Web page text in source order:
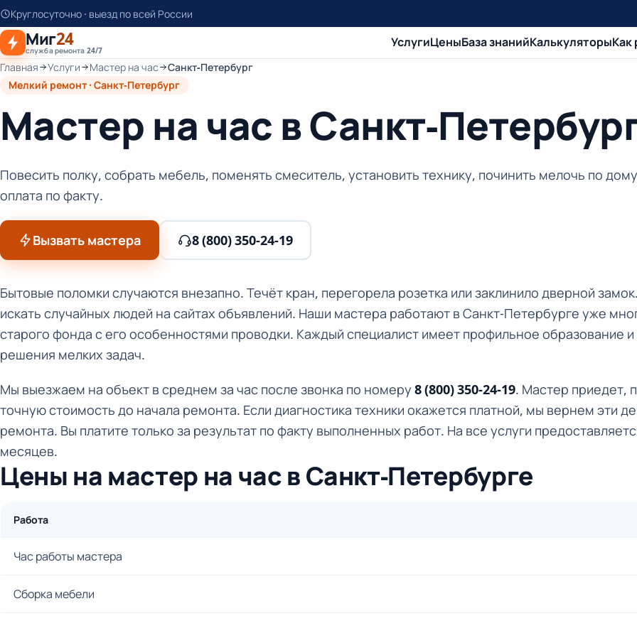
К
основному
контенту
Круглосуточно · выезд по всей России
Миг24
служба ремонта 24/7
УслугиЦеныБаза знанийКалькуляторыКак
Главная Услуги Мастер на час
Санкт-Петербург
Мелкий ремонт · Санкт-Петербург
Мастер на час в Санкт-
Повесить полку, собрать мебель, поменять смеситель, установить технику, починить мелочь по
оплата по факту.
Вызвать мастера 8 (800) 350-24-19
Бытовые поломки случаются внезапно. Течёт кран, перегорела розетка или заклинило дверной
искать случайных людей на сайтах объявлений. Наши мастера работают в Санкт-Петербурге уже
старого фонда с его особенностями проводки. Каждый специалист имеет профильное образование
решения мелких задач.
Мы выезжаем на объект в среднем за час после звонка по номеру 8 (800) 350-24-19. Мастер приедет,
точную стоимость до начала ремонта. Если диагностика техники окажется платной, мы вернем эти
ремонта. Вы платите только за результат по факту выполненных работ. На все услуги
месяцев.
Цены на мастер на час в Санкт-Петербурге
Работа
Час работы мастера
Сборка мебели